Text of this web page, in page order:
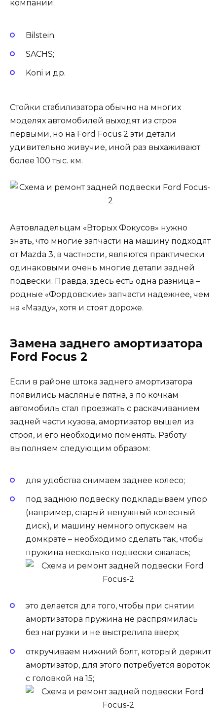
компании:
Bilstein;
SACHS;
Koni и др.
Стойки стабилизатора обычно на многих
моделях автомобилей выходят из строя
первыми, но на Ford Focus 2 эти детали
удивительно живучие, иной раз выхаживают
более 100 тыс. км.
Автовладельцам «Вторых Фокусов» нужно
знать, что многие запчасти на машину подходят
от Mazda 3, в частности, являются практически
одинаковыми очень многие детали задней
подвески. Правда, здесь есть одна разница –
родные «Фордовские» запчасти надежнее, чем
на «Мазду», хотя и стоят дороже.
Замена заднего амортизатора
Ford Focus 2
Если в районе штока заднего амортизатора
появились масляные пятна, а по кочкам
автомобиль стал проезжать с раскачиванием
задней части кузова, амортизатор вышел из
строя, и его необходимо поменять. Работу
выполняем следующим образом:
для удобства снимаем заднее колесо;
под заднюю подвеску подкладываем упор
(например, старый ненужный колесный
диск), и машину немного опускаем на
домкрате – необходимо сделать так, чтобы
пружина несколько подвески сжалась;
это делается для того, чтобы при снятии
амортизатора пружина не распрямилась
без нагрузки и не выстрелила вверх;
откручиваем нижний болт, который держит
амортизатор, для этого потребуется вороток
с головкой на 15;